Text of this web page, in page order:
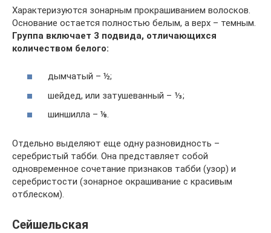
Характеризуются зонарным прокрашиванием волосков.
Основание остается полностью белым, а верх – темным.
Группа включает 3 подвида, отличающихся
количеством белого:
дымчатый – ½;
шейдед, или затушеванный – ⅓;
шиншилла – ⅛.
Отдельно выделяют еще одну разновидность –
серебристый табби. Она представляет собой
одновременное сочетание признаков табби (узор) и
серебристости (зонарное окрашивание с красивым
отблеском).
Сейшельская